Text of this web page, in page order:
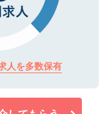
人を多数保有